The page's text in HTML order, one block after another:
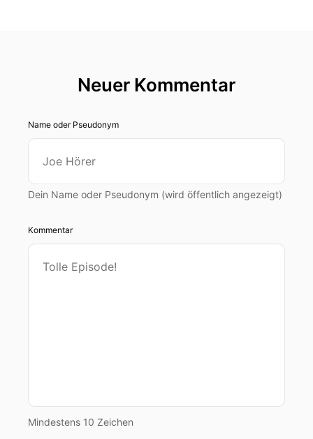
Neuer Kommentar
Name oder Pseudonym
Dein Name oder Pseudonym (wird öffentlich angezeigt)
Kommentar
Mindestens 10 Zeichen